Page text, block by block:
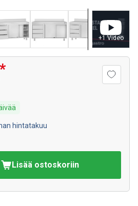
+1 Video
*
hintatakuu
Lisää ostoskoriin